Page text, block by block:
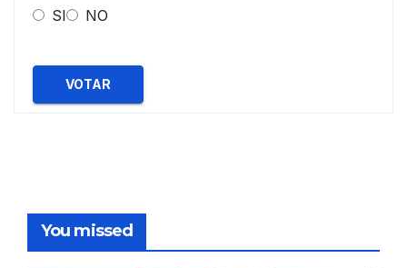
SI NO
VOTAR
You missed